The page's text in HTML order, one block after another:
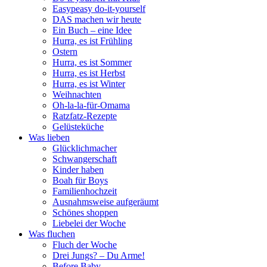
Easypeasy do-it-yourself
DAS machen wir heute
Ein Buch – eine Idee
Hurra, es ist Frühling
Ostern
Hurra, es ist Sommer
Hurra, es ist Herbst
Hurra, es ist Winter
Weihnachten
Oh-la-la-für-Omama
Ratzfatz-Rezepte
Gelüsteküche
Was lieben
Glücklichmacher
Schwangerschaft
Kinder haben
Boah für Boys
Familienhochzeit
Ausnahmsweise aufgeräumt
Schönes shoppen
Liebelei der Woche
Was fluchen
Fluch der Woche
Drei Jungs? – Du Arme!